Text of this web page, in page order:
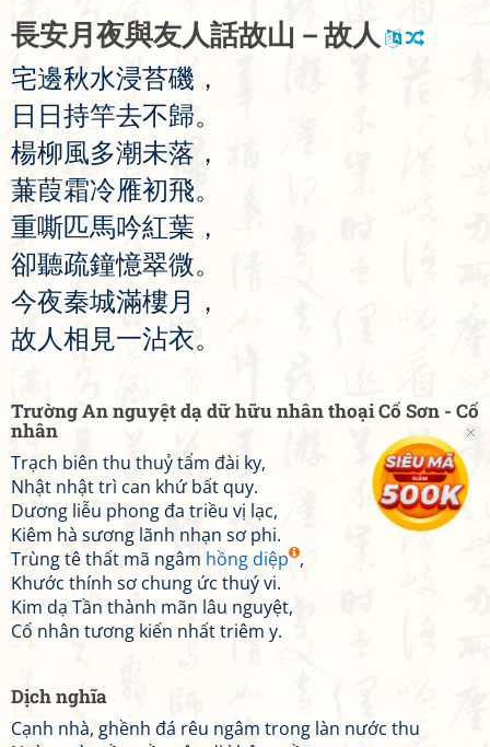
長安月 夜與友人話故山 － 故人
宅邊秋水浸苔磯 ，
日 日 持竿去不歸。
楊柳風多潮未落 ，
蒹葭霜冷雁初飛。
重嘶匹馬吟紅葉 ，
卻聽疏鐘憶翠微。
今夜秦城滿樓月
，
故 人相 見一沾衣。
Trường An nguyệt dạ dữ hữu nhân thoại Cố Sơn - Cố
nhân
Trạch biên thu thuỷ tẩm đài ky,
Nhật nhật trì can khứ bất quy.
Dương liễu phong đa triều vị lạc,
Kiêm hà sương lãnh nhạn sơ phi.
Trùng tê thất mã ngâm hồng diệp ,
Khước thính sơ chung ức thuý vi.
Kim dạ Tần thành mãn lâu nguyệt,
Cố nhân tương kiến nhất triêm y.
Dịch nghĩa
Cạnh nhà, ghềnh đá rêu ngâm trong làn nước thu